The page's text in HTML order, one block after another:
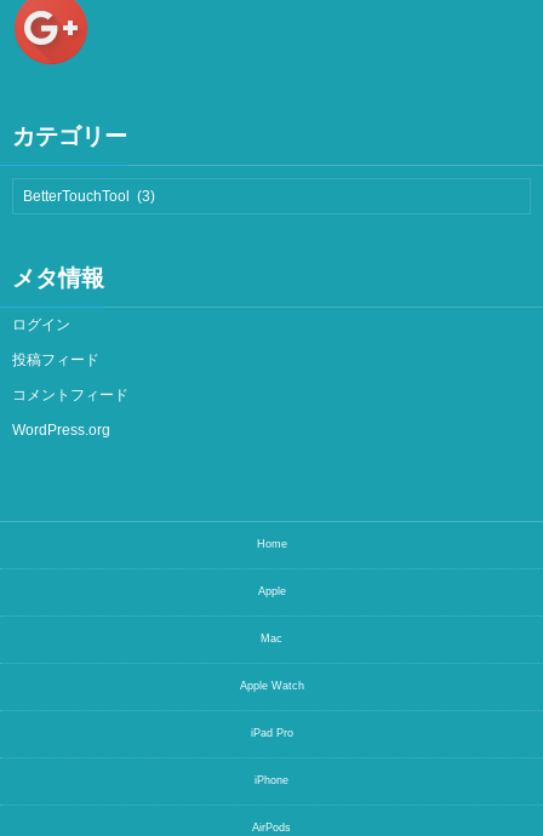
カテゴリー
メタ情報
ログイン
投稿フィード
コメントフィード
WordPress.org
Home
Apple
Mac
Apple Watch
iPad Pro
iPhone
AirPods